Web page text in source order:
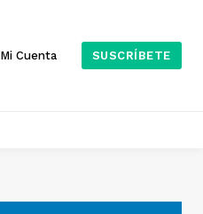
Mi Cuenta SUSCRÍBETE